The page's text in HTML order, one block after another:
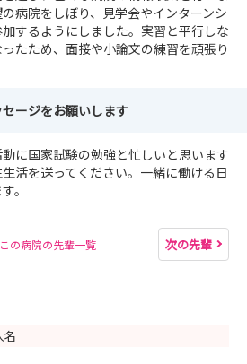
病院をしぼり、見学会やインターンシ
するようにしました。実習と平行しな
たため、面接や小論文の練習を頑張り
ージをお願いします
に国家試験の勉強と忙しいと思います
活を送ってください。一緒に働ける日
。
この病院の先輩一覧 次の先輩
名